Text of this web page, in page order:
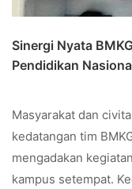
Sinergi Nyata
Pendidikan
Masyarakat dan
kedatangan tim
mengadakan
kampus setempat.